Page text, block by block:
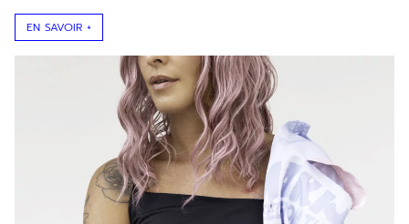
EN SAVOIR +